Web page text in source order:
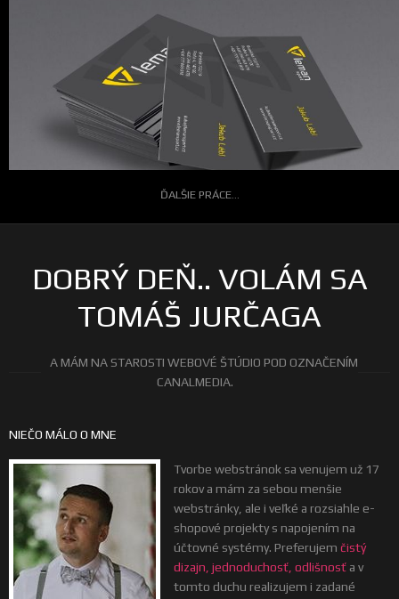
ĎALŠIE PRÁCE...
DOBRÝ DEŇ.. VOLÁM SA
TOMÁŠ JURČAGA
A MÁM NA STAROSTI WEBOVÉ ŠTÚDIO POD OZNAČENÍM
CANALMEDIA.
NIEČO MÁLO O MNE
Tvorbe webstránok sa venujem už 17
rokov a mám za sebou menšie
webstránky, ale i veľké a rozsiahle e-
shopové projekty s napojením na
účtovné systémy. Preferujem čistý
dizajn, jednoduchosť, odlišnosť a v
tomto duchu realizujem i zadané